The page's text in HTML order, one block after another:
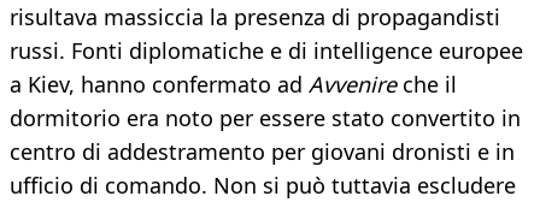
risultava massiccia la presenza di propagandisti
russi. Fonti diplomatiche e di intelligence europee
a Kiev, hanno confermato ad Avvenireche il
dormitorio era noto per essere stato convertito in
centro di addestramento per giovani dronisti e in
ufficio di comando. Non si può tuttavia escludere